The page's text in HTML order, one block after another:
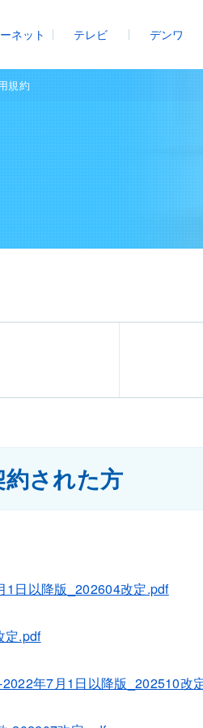
ネット テレビ デンワ
規約
された方
1日以降版_202604改定.pdf
定.pdf
年7月1日以降版_202510改